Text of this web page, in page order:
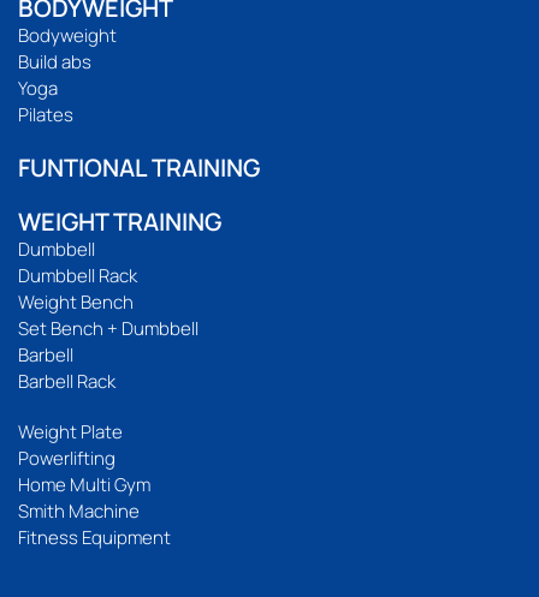
BODYWEIGHT
Bodyweight
Build abs
Yoga
Pilates
FUNTIONAL TRAINING
WEIGHT TRAINING
Dumbbell
Dumbbell Rack
Weight Bench
Set Bench + Dumbbell
Barbell
Barbell Rack
Weight Plate
Powerlifting
Home Multi Gym
Smith Machine
Fitness Equipment